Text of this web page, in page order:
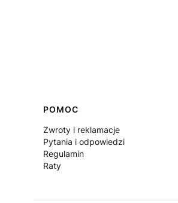
Linki w stopce
POMOC
Zwroty i reklamacje
Pytania i odpowiedzi
Regulamin
Raty